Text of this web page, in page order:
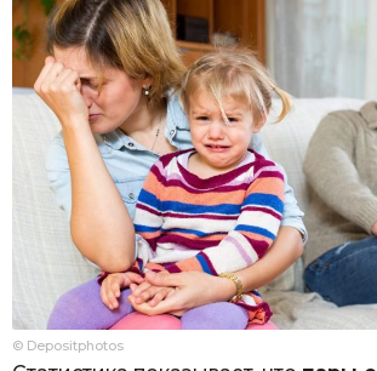
© Depositphotos